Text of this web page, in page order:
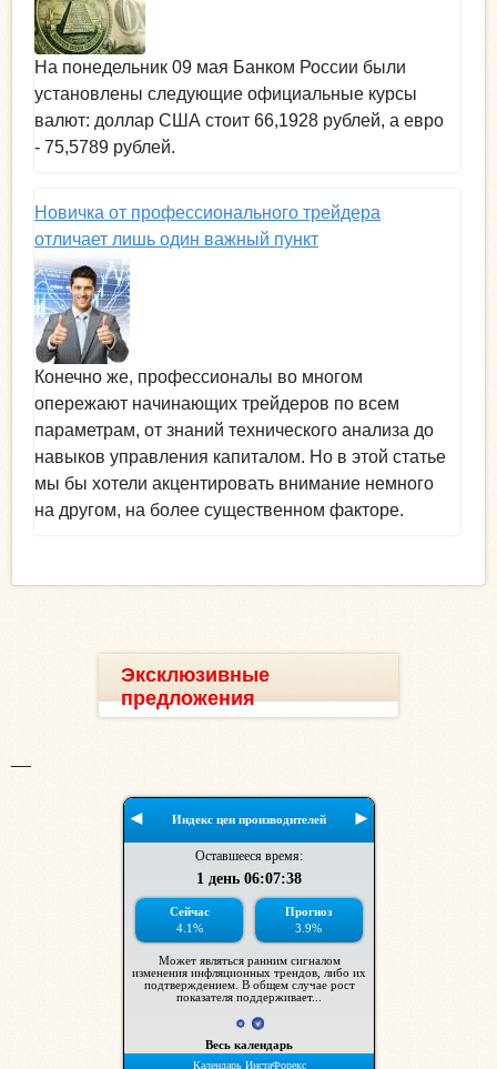
На понедельник 09 мая Банком России были
установлены следующие официальные курсы
валют: доллар США стоит 66,1928 рублей, а евро
- 75,5789 рублей.
Новичка от профессионального трейдера
отличает лишь один важный пункт
Конечно же, профессионалы во многом
опережают начинающих трейдеров по всем
параметрам, от знаний технического анализа до
навыков управления капиталом. Но в этой статье
мы бы хотели акцентировать внимание немного
на другом, на более существенном факторе.
Эксклюзивные
предложения